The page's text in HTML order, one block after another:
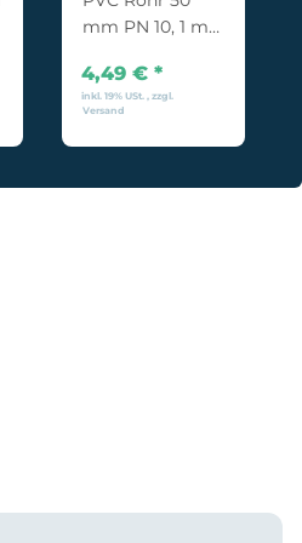
mm PN 10, 1 m
4,49 € *
inkl. 19% USt. , zzgl.
Versand